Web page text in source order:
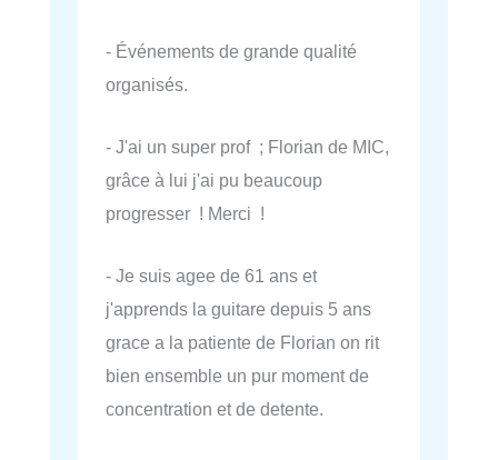
- Événements de grande qualité
organisés.
- J'ai un super prof ; Florian de MIC,
grâce à lui j'ai pu beaucoup
progresser ! Merci !
- Je suis agee de 61 ans et
j'apprends la guitare depuis 5 ans
grace a la patiente de Florian on rit
bien ensemble un pur moment de
concentration et de detente.